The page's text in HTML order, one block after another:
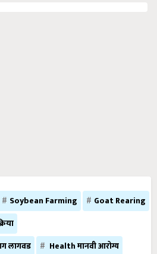
Soybean Farming
Goat Rearing
लागवड
Health मानवी आरोग्य